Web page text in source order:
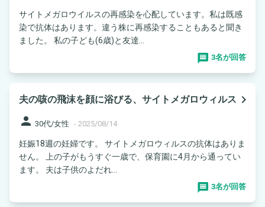
サイトメガロウイルスの再感染を心配しています。私は既感
染で抗体はあります。違う株に再感染することもあると聞き
ました。 私の子ども(6歳)と友達...
3名が回答
夫の咳の飛沫を顔に浴びる、サイトメガロウィルス navigate_next
person 30代/女性 - 2025/08/14
妊娠18週の妊婦です。 サイトメガロウィルスの抗体はありま
せん。 上の子がもうすぐ一歳で、保育園に4月から通ってい
ます。 夫は子供のよだれ...
3名が回答